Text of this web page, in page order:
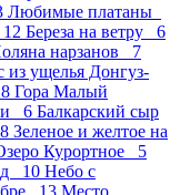
Любимые платаны
Береза на ветру 6
нарзанов 7
из ущелья Донгуз-
Гора Малый
6 Балкарский сыр
Зеленое и желтое на
Курортное 5
10 Небо с
13 Место